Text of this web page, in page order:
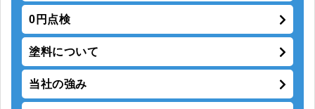
0円点検
塗料について
当社の強み